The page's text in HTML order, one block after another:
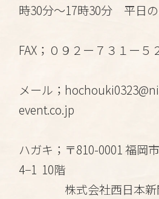
時30分〜17時30分 平日の
FAX；０９２ー７３１ー５
メール；
event.co.jp
ハガキ；〒810-0001 福岡
4−1 10階
株式会社西日本新聞